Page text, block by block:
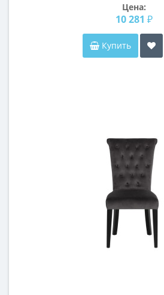
Цена:
10 281 ₽
Купить